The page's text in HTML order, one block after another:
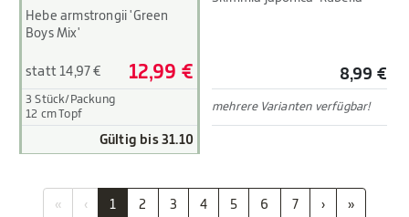
Hebe armstrongii 'Green
Boys Mix'
statt 14,97 € 12,99 €
3 Stück/Packung
12 cm Topf
Gültig bis 31.10
8,99 €
mehrere Varianten verfügbar!
« ‹ 1 2 3 4 5 6 7 › »